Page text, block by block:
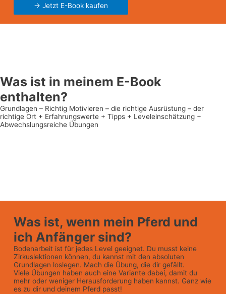
-> Jetzt E-Book kaufen
Was ist in meinem E-Book
enthalten?
Grundlagen – Richtig Motivieren – die richtige Ausrüstung – der
richtige Ort + Erfahrungswerte + Tipps + Leveleinschätzung +
Abwechslungsreiche Übungen
Was ist, wenn mein Pferd und
ich Anfänger sind?
Bodenarbeit ist für jedes Level geeignet. Du musst keine
Zirkuslektionen können, du kannst mit den absoluten
Grundlagen loslegen. Mach die Übung, die dir gefällt.
Viele Übungen haben auch eine Variante dabei, damit du
mehr oder weniger Herausforderung haben kannst. Ganz wie
es zu dir und deinem Pferd passt!